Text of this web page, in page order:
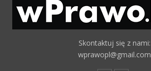
Skontaktuj się z nami:
wprawopl@gmail.com